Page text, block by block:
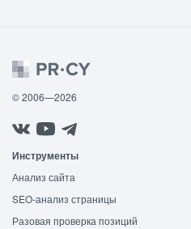
© 2006—2026
Инструменты
Анализ сайта
SEO-анализ страницы
Разовая проверка позиций